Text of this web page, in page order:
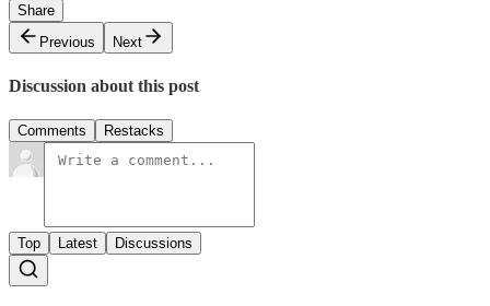
Share
Previous
Next
Discussion about this post
Comments Restacks
Top Latest Discussions